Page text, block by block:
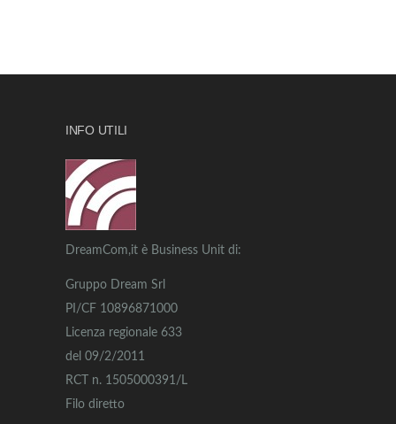
INFO UTILI
DreamCom,it è Business Unit di:
Gruppo Dream Srl
PI/CF 10896871000
Licenza regionale 633
del 09/2/2011
RCT n. 1505000391/L
Filo diretto